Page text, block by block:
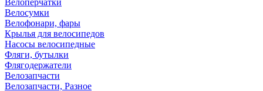
Велоперчатки
Велосумки
Велофонари, фары
Крылья для велосипедов
Насосы велосипедные
Фляги, бутылки
Флягодержатели
Велозапчасти
Велозапчасти, Разное